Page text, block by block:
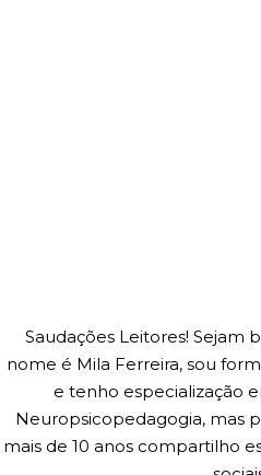
Saudações Leitores! Sejam
nome é Mila Ferreira, sou
e tenho especialização
Neuropsicopedagogia, mas
mais de 10 anos compartilho